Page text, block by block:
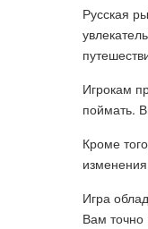
Русская
Игрокам
поймать.
Кроме
Игра
Вам точно